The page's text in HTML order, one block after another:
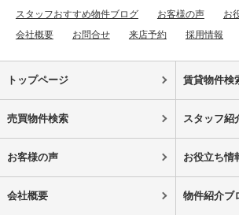
スタッフおすすめ物件ブログ
お客様の声
お
会社概要
お問合せ 来店予約 採用情報
トップページ 賃貸物件検
売買物件検索 スタッフ紹
お客様の声 お役立ち情
会社概要 物件紹介ブ